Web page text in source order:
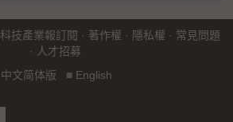
科技產業報訂閱 · 著作權 · 隱私權 · 常見問題
· 人才招募
中文简体版 ■ English